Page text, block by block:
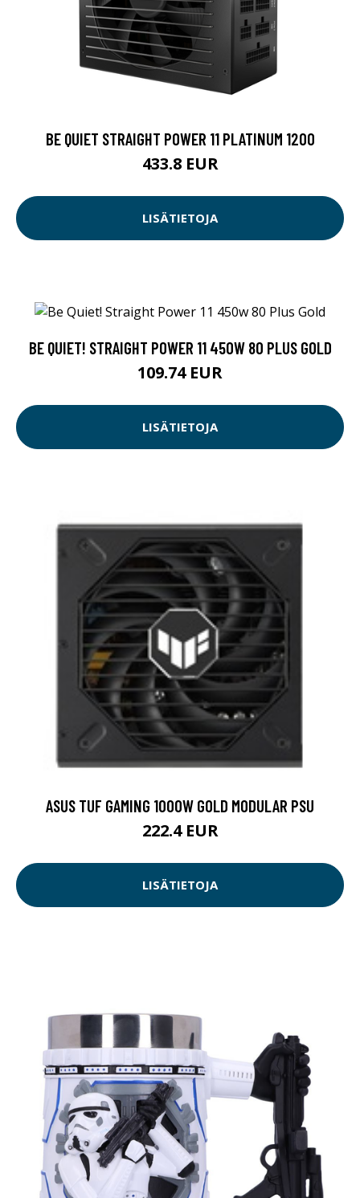
BE QUIET STRAIGHT POWER 11 PLATINUM 1200
433.8 EUR
LISÄTIETOJA
BE QUIET! STRAIGHT POWER 11 450W 80 PLUS GOLD
109.74 EUR
LISÄTIETOJA
ASUS TUF GAMING 1000W GOLD MODULAR PSU
222.4 EUR
LISÄTIETOJA